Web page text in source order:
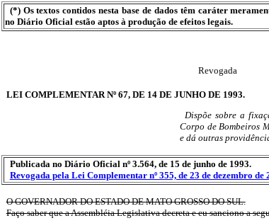
(*) Os textos contidos nesta base de dados têm caráter
no Diário Oficial estão aptos à produção de efeitos legais.
Revogada
LEI COMPLEMENTAR Nº 67, DE 14 DE JUNHO DE 1993.
Dispõe sobre a
Corpo de Bombeiros
e dá outras
Publicada no Diário Oficial nº 3.564, de 15 de junho de 1993.
Revogada pela Lei Complementar nº 355, de 23 de dezembro de
O GOVERNADOR DO ESTADO DE MATO GROSSO DO SUL.
Faço saber que a Assembléia Legislativa decreta e eu sanciono a